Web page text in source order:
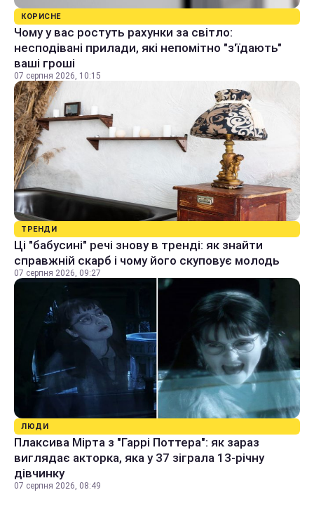
КОРИСНЕ
Чому у вас ростуть рахунки за світло:
несподівані прилади, які непомітно "з'їдають"
ваші гроші
07 серпня 2026, 10:15
ТРЕНДИ
Ці "бабусині" речі знову в тренді: як знайти
справжній скарб і чому його скуповує молодь
07 серпня 2026, 09:27
ЛЮДИ
Плаксива Мірта з "Гаррі Поттера": як зараз
виглядає акторка, яка у 37 зіграла 13-річну
дівчинку
07 серпня 2026, 08:49